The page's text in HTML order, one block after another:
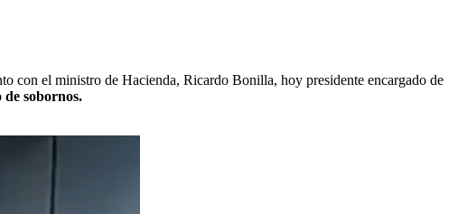
con el ministro de Hacienda, Ricardo Bonilla, hoy presidente encargado de
sobornos.